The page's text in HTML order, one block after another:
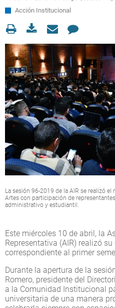
Acción Institucional
La sesión 96-2019 de la AIR se realizó
Artes con participación de
administrativo y estudiantil.
Este miércoles 10 de abril, la
Representativa (AIR) realizó
correspondiente al primer
Durante la apertura de la
Romero, presidente del
a la Comunidad Institucional
universitaria de una manera